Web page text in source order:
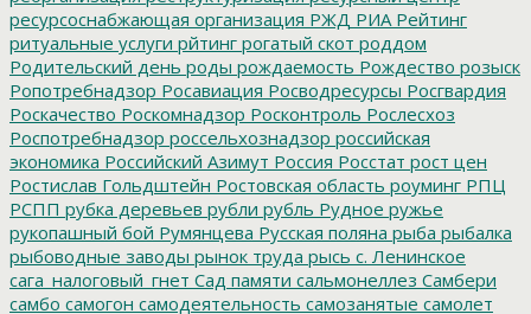
ресурсоснабжающая организация РЖД РИА Рейтинг
ритуальные услуги рйтинг рогатый скот роддом
Родительский день роды рождаемость Рождество розыск
Ропотребнадзор Росавиация Росводресурсы Росгвардия
Роскачество Роскомнадзор Росконтроль Рослесхоз
Роспотребнадзор россельхознадзор российская
экономика Российский Азимут Россия Росстат рост цен
Ростислав Гольдштейн Ростовская область роуминг РПЦ
РСПП рубка деревьев рубли рубль Рудное ружье
рукопашный бой Румянцева Русская поляна рыба рыбалка
рыбоводные заводы рынок труда рысь с. Ленинское
сага_налоговый_гнет Сад памяти сальмонеллез Самбери
самбо самогон самодеятельность самозанятые самолет